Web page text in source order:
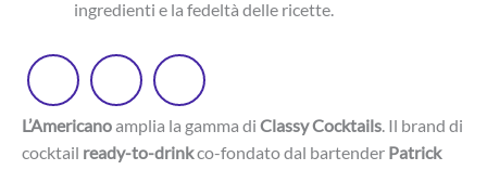
ingredienti e la fedeltà delle ricette.
L’Americanoamplia la gamma di Classy Cocktails. Il brand di
cocktail ready-to-drinkco-fondato dal bartender Patrick